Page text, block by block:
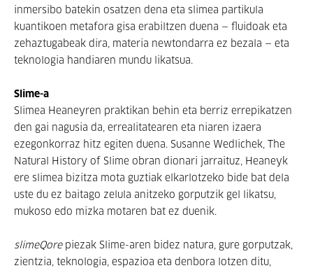
inmersibo batekin osatzen dena eta slimea partikula
kuantikoen metafora gisa erabiltzen duena — fluidoak eta
zehaztugabeak dira, materia newtondarra ez bezala — eta
teknologia handiaren mundu likatsua.
Slime-a
Slimea Heaneyren praktikan behin eta berriz errepikatzen
den gai nagusia da, errealitatearen eta niaren izaera
ezegonkorraz hitz egiten duena. Susanne Wedlichek, The
Natural History of Slime obran dionari jarraituz, Heaneyk
ere slimea bizitza mota guztiak elkarlotzeko bide bat dela
uste du ez baitago zelula anitzeko gorputzik gel likatsu,
mukoso edo mizka motaren bat ez duenik.
slimeQore piezak Slime-aren bidez natura, gure gorputzak,
zientzia, teknologia, espazioa eta denbora lotzen ditu,